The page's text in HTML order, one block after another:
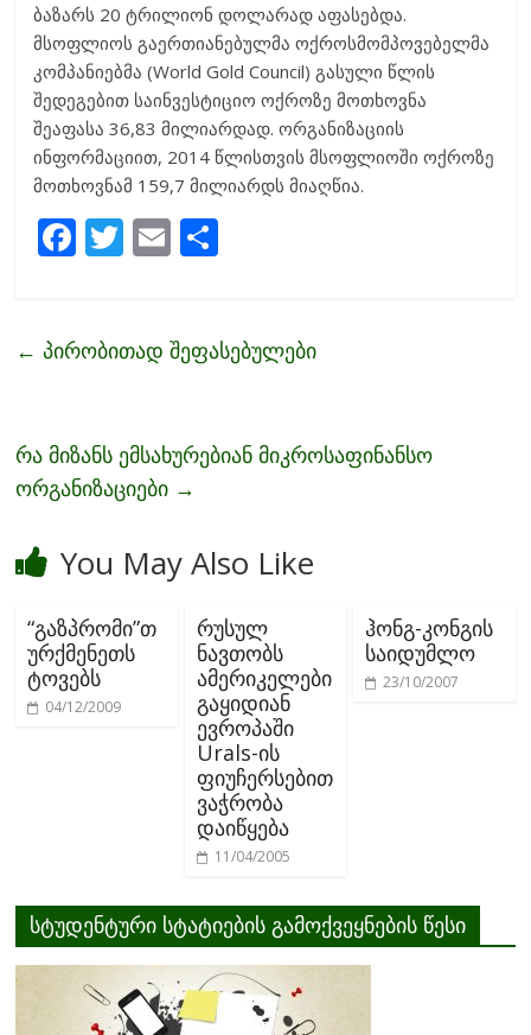
ბაზარს 20 ტრილიონ დოლარად აფასებდა.
მსოფლიოს გაერთიანებულმა ოქროსმომპოვებელმა
კომპანიებმა (World Gold Council) გასული წლის
შედეგებით საინვესტიციო ოქროზე მოთხოვნა
შეაფასა 36,83 მილიარდად. ორგანიზაციის
ინფორმაციით, 2014 წლისთვის მსოფლიოში ოქროზე
მოთხოვნამ 159,7 მილიარდს მიაღწია.
F
b
k
T
er
E
l e
← პირობითად შეფასებულები
რა მიზანს ემსახურებიან მიკროსაფინანსო
ორგანიზაციები →
You May Also Like
“გაზპრომი”თ
ურქმენეთს
ტოვებს
04/12/2009
რუსულ
ნავთობს
ამერიკელები
გაყიდიან
ევროპაში
Urals-ის
ფიუჩერსებით
ვაჭრობა
დაიწყება
11/04/2005
ჰონგ-კონგის
საიდუმლო
23/10/2007
სტუდენტური სტატიების გამოქვეყნების წესი